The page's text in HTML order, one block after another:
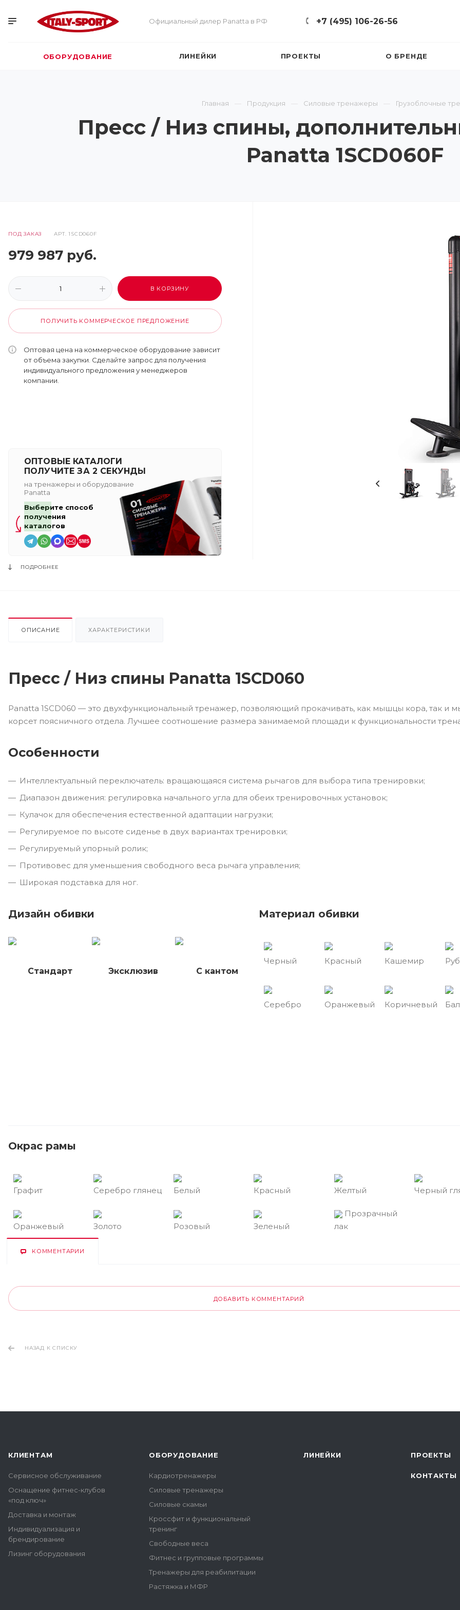
Официальный дилер Panatta в РФ +7 (495) 106-26-56
ОБОРУДОВАНИЕ ЛИНЕЙКИ ПРОЕКТЫ О БРЕНДЕ
Главная Продукция Силовые тренажеры Грузоблочные
Пресс / Низ спины,
Panatta 1SCD060F
ПОД ЗАКАЗ АРТ.1SCD060F
979 987 руб.
В КОРЗИНУ
ПОЛУЧИТЬ КОММЕРЧЕСКОЕ ПРЕДЛОЖЕНИЕ
Оптовая цена на коммерческое оборудование зависит
от объема закупки. Сделайте запрос для получения
индивидуального предложения у менеджеров
компании.
ОПТОВЫЕ КАТАЛОГИ
ПОЛУЧИТЕ ЗА 2 СЕКУНДЫ
на тренажеры и оборудование
Panatta
Выберите способ
получения
каталогов
ПОДРОБНЕЕ
ОПИСАНИЕ ХАРАКТЕРИСТИКИ
Пресс / Низ спины Panatta 1SCD060
Panatta 1SCD060 — это двухфункциональный тренажер, позволяющий прокачивать, как мышцы кора, так и
корсет поясничного отдела. Лучшее соотношение размера занимаемой площади к функциональности
Особенности
Интеллектуальный переключатель: вращающаяся система рычагов для выбора типа тренировки;
Диапазон движения: регулировка начального угла для обеих тренировочных установок;
Кулачок для обеспечения естественной адаптации нагрузки;
Регулируемое по высоте сиденье в двух вариантах тренировки;
Регулируемый упорный ролик;
Противовес для уменьшения свободного веса рычага управления;
Широкая подставка для ног.
Дизайн обивки
Стандарт Эксклюзив С кантом
Материал обивки
Черный Красный Кашемир
Серебро Оранжевый Коричневый
Окрас рамы
Графит Серебро глянец Белый Красный Желтый Черный
Оранжевый Золото Розовый Зеленый
Прозрачный
лак
КОММЕНТАРИИ
ДОБАВИТЬ КОММЕНТАРИЙ
НАЗАД К СПИСКУ
КЛИЕНТАМ
Сервисное обслуживание
Оснащение фитнес-клубов
«под ключ»
Доставка и монтаж
Индивидуализация и
брендирование
Лизинг оборудования
ОБОРУДОВАНИЕ
Кардиотренажеры
Силовые тренажеры
Силовые скамьи
Кроссфит и функциональный
тренинг
Свободные веса
Фитнес и групповые программы
Тренажеры для реабилитации
Растяжка и МФР
ЛИНЕЙКИ ПРОЕКТЫ
КОНТАКТЫ